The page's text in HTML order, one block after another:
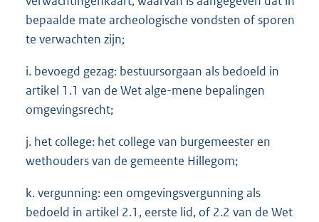
bepaalde mate archeologische vondsten of sporen
te verwachten zijn;
i. bevoegd gezag: bestuursorgaan als bedoeld in
artikel 1.1 van de Wet alge-mene bepalingen
omgevingsrecht;
j. het college: het college van burgemeester en
wethouders van de gemeente Hillegom;
k. vergunning: een omgevingsvergunning als
bedoeld in artikel 2.1, eerste lid, of 2.2 van de Wet